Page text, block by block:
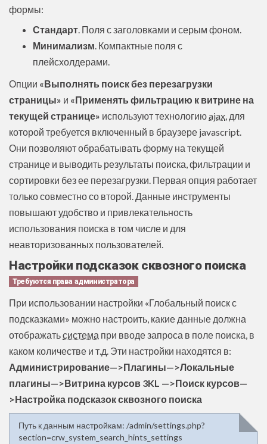
формы:
Стандарт . Поля с заголовками и серым фоном.
Минимализм . Компактные поля с
плейсхолдерами.
Опции «Выполнять поиск без перезагрузки
страницы» и «Применять фильтрацию к витрине на
текущей странице» используют технологиюajax , для
которой требуется включенный в браузере javascript.
Они позволяют обрабатывать форму на текущей
странице и выводить результаты поиска, фильтрации и
сортировки без ее перезагрузки. Первая опция работает
только совместно со второй. Данные инструменты
повышают удобство и привлекательность
использования поиска в том числе и для
неавторизованных пользователей.
Настройки подсказок сквозного поиска
Требуются права администратора
При использовании настройки «Глобальный поиск с
подсказками» можно настроить, какие данные должна
отображатьсистема при вводе запроса в поле поиска, в
каком количестве и т.д. Эти настройки находятся в:
Администрирование—>Плагины—>Локальные
плагины—>Витрина курсов 3KL —>Поиск курсов—
>Настройка подсказок сквозного поиска
Путь к данным настройкам: /admin/settings.php?
section=crw_system_search_hints_settings